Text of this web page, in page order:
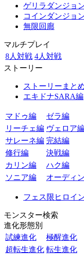
ゲリラダンジョ
コインダンジョ
無限回廊
マルチプレイ
8人対戦 4人対戦
ストーリー
ストーリーまと
エキドナSARA編
マドゥ編
ゼラ編
リーチェ編 ヴェロア
サレーネ編 完結編
修行編
決戦編
カリン編
ハク編
ソニア編
オーディ
フェス限ヒロイ
モンスター検索
進化形態別
試練進化
極醒進化
超転生進化 転生進化